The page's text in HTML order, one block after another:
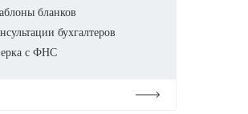
бланков
бухгалтеров
с ФНС